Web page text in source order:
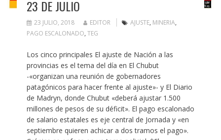
23 DE JULIO
23 JULIO, 2018 EDITOR AJUSTE, MINERIA,
PAGO ESCALONADO, TEG
Los cinco principales El ajuste de Nación a las
provincias es el tema del día en El Chubut
-«organizan una reunión de gobernadores
patagónicos para hacer frente al ajuste»- y El Diario
de Madryn, donde Chubut «deberá ajustar 1.500
millones de pesos de su déficit». El pago escalonado
de salario estatales es eje central de Jornada y «en
septiembre quieren achicar a dos tramos el pago».